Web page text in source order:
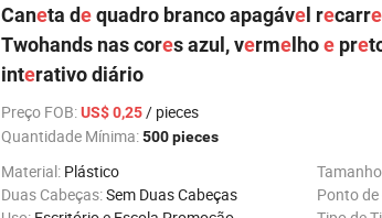
Caneta dequadro branco apagáve l recarre
Twohands nas cores azul, verme lhoe pre
interativo diário
Preço FOB:US$ 0,25/ pieces
Quantidade Mínima:500 pieces
Material: Plástico
Duas Cabeças:Sem Duas Cabeças Ponto